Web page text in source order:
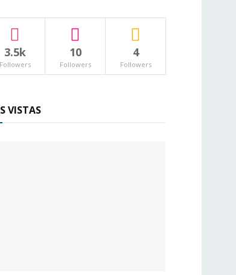
3.5k
Followers
10
Followers
4
Followers
VISTAS